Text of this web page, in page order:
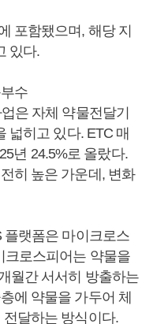
포함됐으며, 해당 지
있다.
수
은 자체 약물전달기
넓히고 있다. ETC 매
년 24.5%로 올랐다.
히 높은 가운데, 변화
플랫폼은 마이크로스
크로스피어는 약물을
월간 서서히 방출하는
에 약물을 가두어 체
달하는 방식이다.